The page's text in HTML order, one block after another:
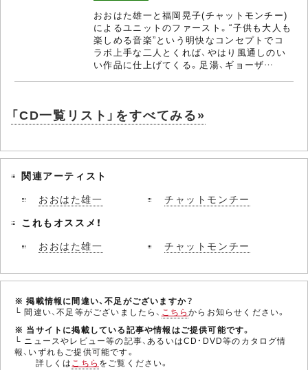
おおはた雄一と福岡晃子(チャットモンチー)
によるユニットのファースト。“子供も大人も
楽しめる音楽”という明快なコンセプトでコ
ラボ上手な二人とくれば、やはり風通しのい
い作品に仕上げてくる。足湯、ギョーザ…
「CD一覧リスト」をすべてみる»
関連アーティスト
おおはた雄一
チャットモンチー
これもオススメ！
おおはた雄一
チャットモンチー
※ 掲載情報に間違い、不足がございますか？
└ 間違い、不足等がございましたら、 こちらからお知らせください。
※ 当サイトに掲載している記事や情報はご提供可能です。
└ ニュースやレビュー等の記事、あるいはCD・DVD等のカタログ情
報、いずれもご提供可能です。
詳しくはこちら をご覧ください。